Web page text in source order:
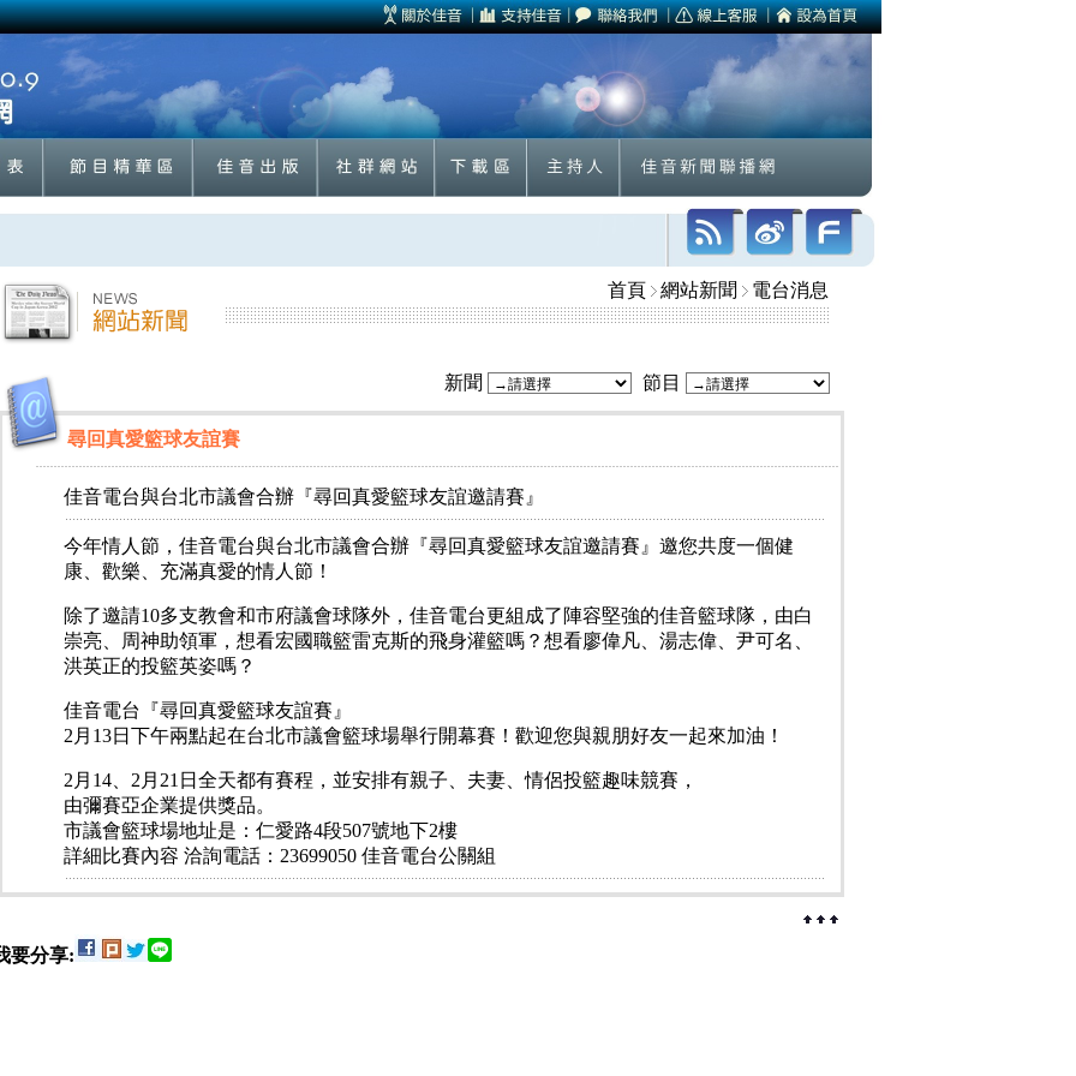
首頁 網站新聞 電台消息
新聞 節目
尋回真愛籃球友誼賽
佳音電台與台北市議會合辦『尋回真愛籃球友誼邀請賽』
今年情人節，佳音電台與台北市議會合辦『尋回真愛籃球友誼邀請賽』邀您共度一個健
康、歡樂、充滿真愛的情人節！
除了邀請10多支教會和市府議會球隊外，佳音電台更組成了陣容堅強的佳音籃球隊，由白
崇亮、周神助領軍，想看宏國職籃雷克斯的飛身灌籃嗎？想看廖偉凡、湯志偉、尹可名、
洪英正的投籃英姿嗎？
佳音電台『尋回真愛籃球友誼賽』
2月13日下午兩點起在台北市議會籃球場舉行開幕賽！歡迎您與親朋好友一起來加油！
2月14、2月21日全天都有賽程，並安排有親子、夫妻、情侶投籃趣味競賽，
由彌賽亞企業提供獎品。
市議會籃球場地址是：仁愛路4段507號地下2樓
詳細比賽內容 洽詢電話：23699050 佳音電台公關組
要分享: